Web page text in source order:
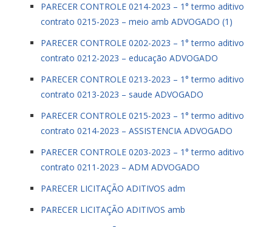
PARECER CONTROLE 0214-2023 – 1° termo aditivo
contrato 0215-2023 – meio amb ADVOGADO (1)
PARECER CONTROLE 0202-2023 – 1° termo aditivo
contrato 0212-2023 – educação ADVOGADO
PARECER CONTROLE 0213-2023 – 1° termo aditivo
contrato 0213-2023 – saude ADVOGADO
PARECER CONTROLE 0215-2023 – 1° termo aditivo
contrato 0214-2023 – ASSISTENCIA ADVOGADO
PARECER CONTROLE 0203-2023 – 1° termo aditivo
contrato 0211-2023 – ADM ADVOGADO
PARECER LICITAÇÃO ADITIVOS adm
PARECER LICITAÇÃO ADITIVOS amb